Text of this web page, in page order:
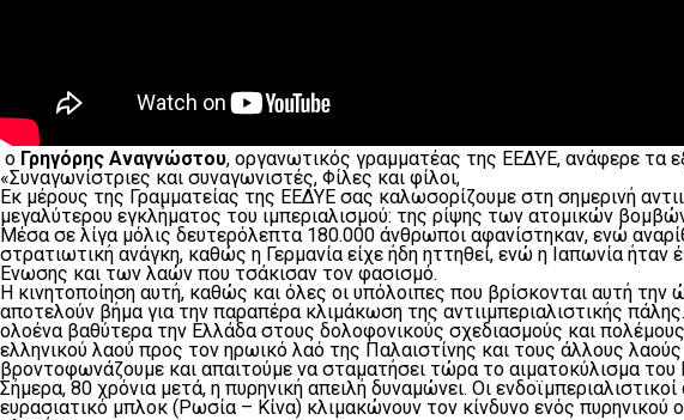
ο Γρηγόρης Αναγνώστου, οργανωτικός γραμματέας της ΕΕΔΥΕ, ανάφερε τα
«Συναγωνίστριες και συναγωνιστές, Φίλες και φίλοι,
Εκ μέρους της Γραμματείας της ΕΕΔΥΕ σας καλωσορίζουμε στη σημερινή
μεγαλύτερου εγκλήματος του ιμπεριαλισμού: της ρίψης των ατομικών
Μέσα σε λίγα μόλις δευτερόλεπτα 180.000 άνθρωποι αφανίστηκαν, ενώ
στρατιωτική ανάγκη, καθώς η Γερμανία είχε ήδη ηττηθεί, ενώ η Ιαπωνία ήταν
Ένωσης και των λαών που τσάκισαν τον φασισμό.
Η κινητοποίηση αυτή, καθώς και όλες οι υπόλοιπες που βρίσκονται αυτή
αποτελούν βήμα για την παραπέρα κλιμάκωση της αντιιμπεριαλιστικής
ολοένα βαθύτερα την Ελλάδα στους δολοφονικούς σχεδιασμούς και
ελληνικού λαού προς τον ηρωικό λαό της Παλαιστίνης και τους άλλους
βροντοφωνάζουμε και απαιτούμε να σταματήσει τώρα το αιματοκύλισμα του
Σήμερα, 80 χρόνια μετά, η πυρηνική απειλή δυναμώνει. Οι
ευρασιατικό μπλοκ (Ρωσία – Κίνα) κλιμακώνουν τον κίνδυνο ενός